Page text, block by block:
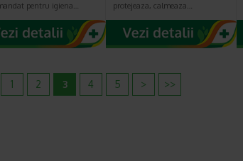
pentru igiena…
protejeaza, calmeaza…
1 2 3 4 5 > >>